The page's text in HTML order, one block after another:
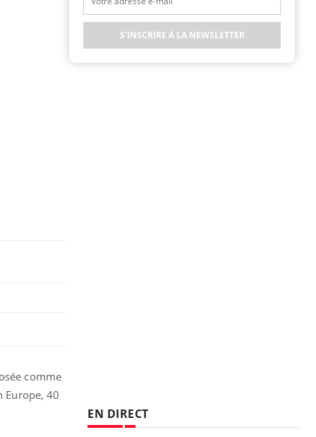
comme
Europe, 40
EN DIRECT
S'INSCRIRE À LA NEWSLETTER